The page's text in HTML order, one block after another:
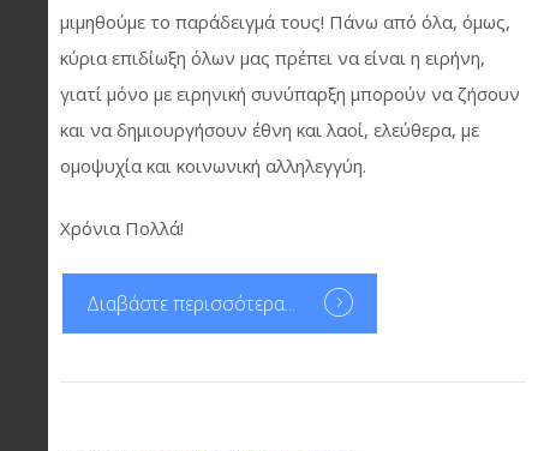
μιμηθούμε το παράδειγμά τους! Πάνω από όλα, όμως,
κύρια επιδίωξη όλων μας πρέπει να είναι η ειρήνη,
γιατί μόνο με ειρηνική συνύπαρξη μπορούν να ζήσουν
και να δημιουργήσουν έθνη και λαοί, ελεύθερα, με
ομοψυχία και κοινωνική αλληλεγγύη.
Χρόνια Πολλά!
Διαβάστε περισσότερα...